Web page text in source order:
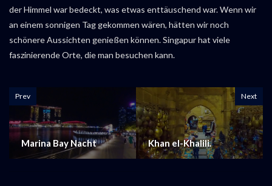
der Himmel war bedeckt, was etwas enttäuschend war. Wenn wir
an einem sonnigen Tag gekommen wären, hätten wir noch
schönere Aussichten genießen können. Singapur hat viele
faszinierende Orte, die man besuchen kann.
Prev
Marina Bay Nacht
Next
Khan el-Khalili.